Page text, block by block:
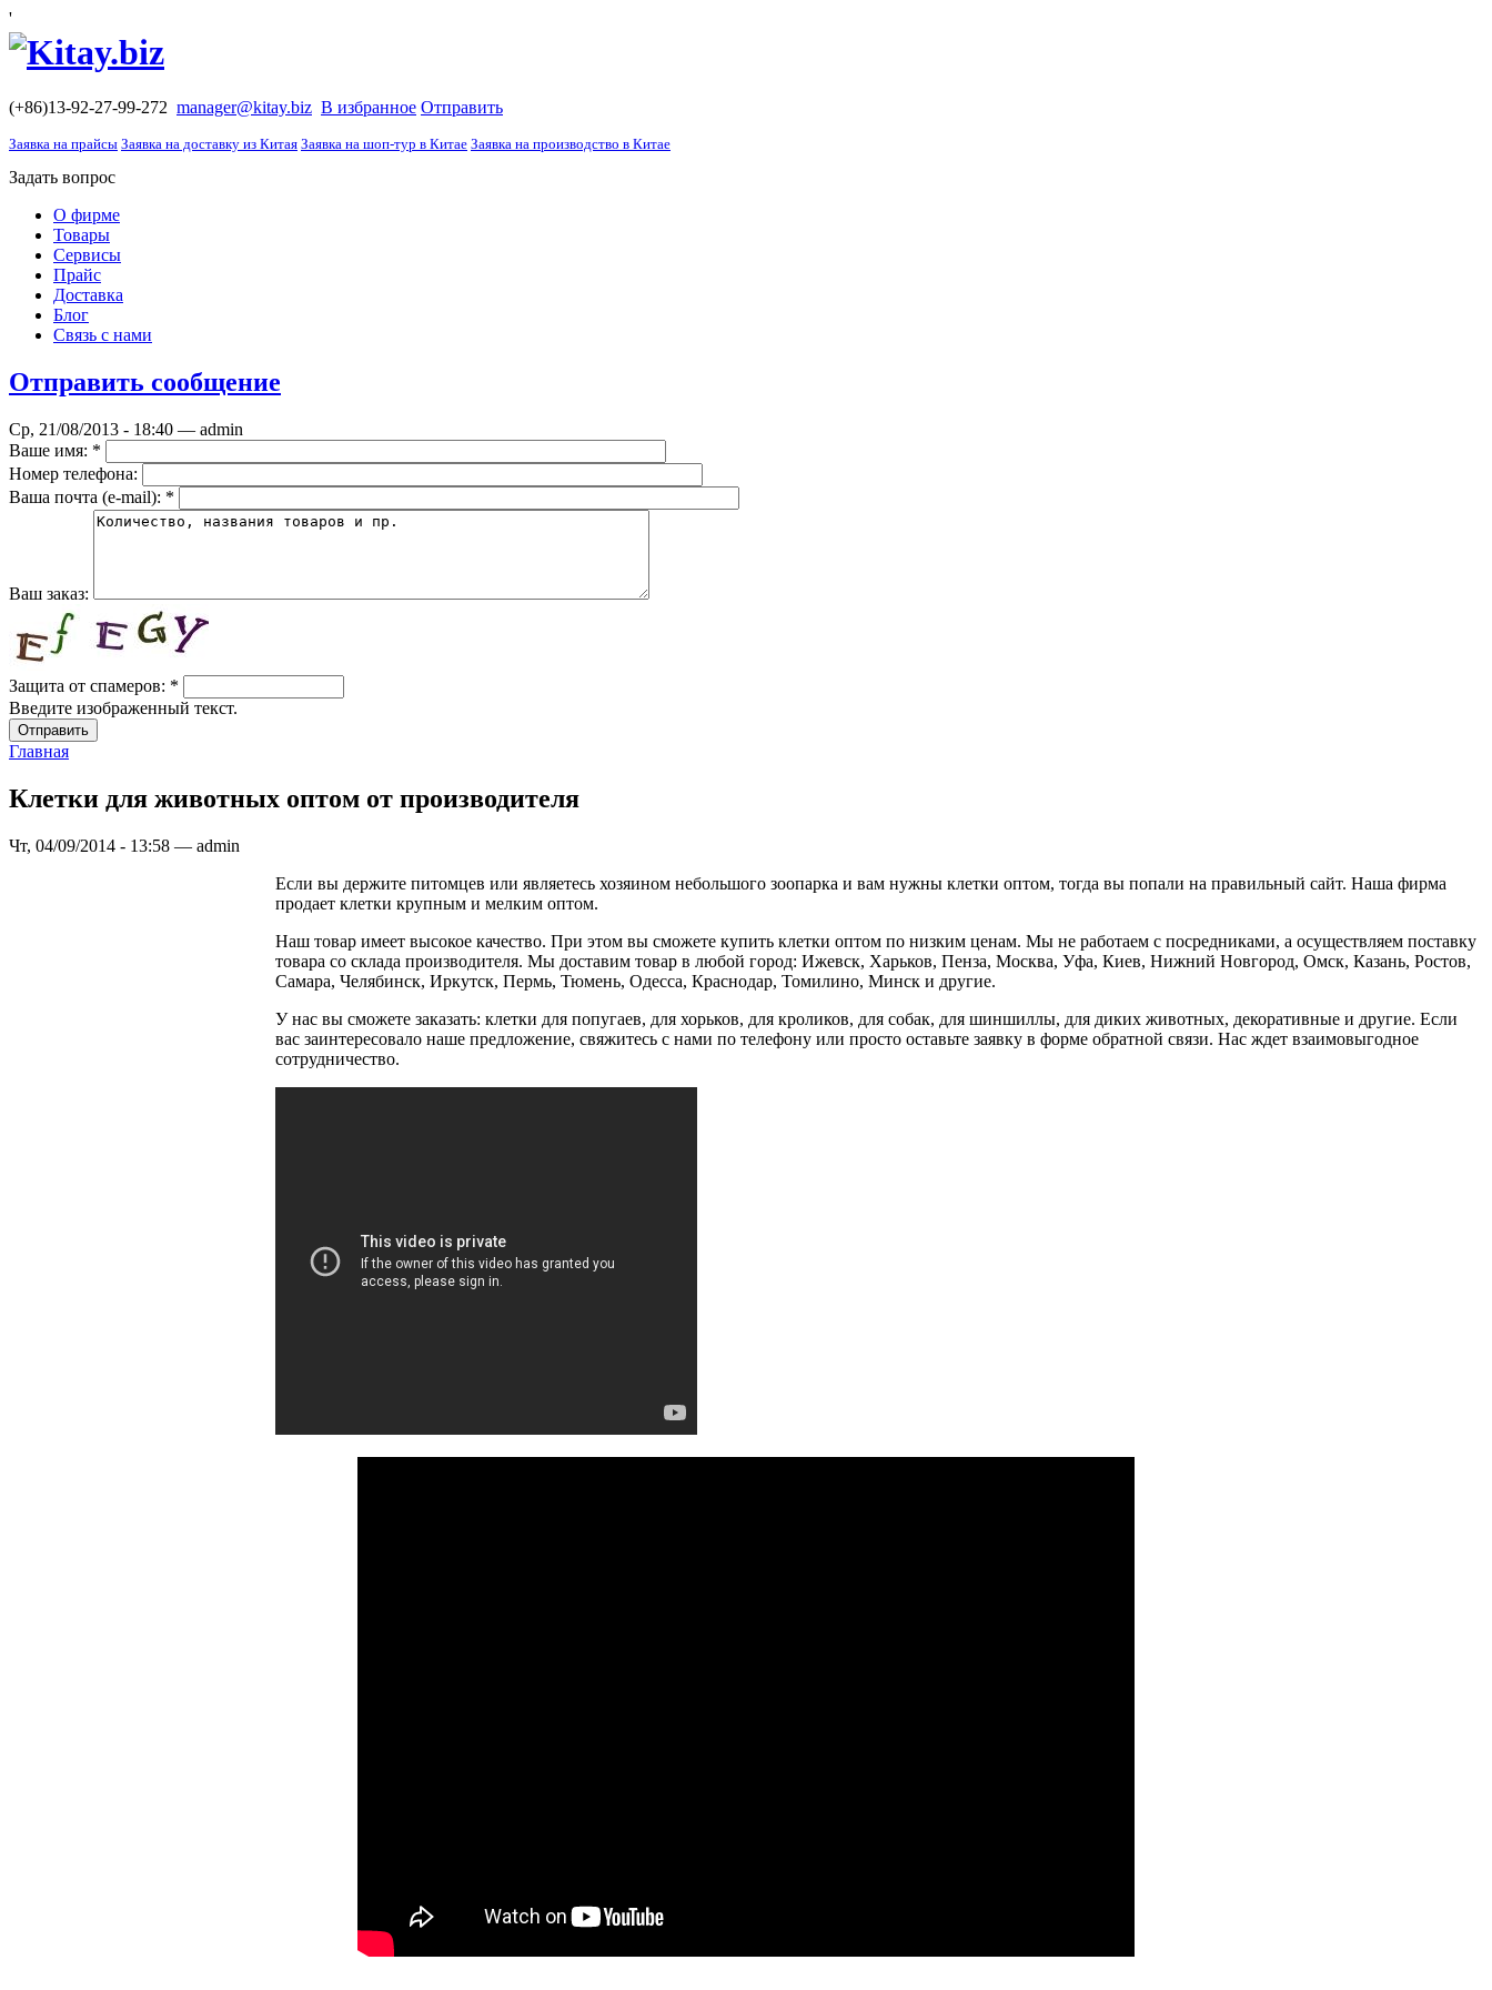
'
(+86)13-92-27-99-272 manager@kitay.biz В избранное Отправить
Заявка на прайсы Заявка на доставку из Китая Заявка на шоп-тур в Китае Заявка на производство в Китае
Задать вопрос
О фирме
Товары
Сервисы
Прайс
Доставка
Блог
Связь с нами
Отправить сообщение
Ср, 21/08/2013 - 18:40 — admin
Ваше имя: *
Номер телефона:
Ваша почта (е-mail): *
Ваш заказ:
Защита от спамеров: *
Введите изображенный текст.
Главная
Клетки для животных оптом от производителя
Чт, 04/09/2014 - 13:58 — admin
Если вы держите питомцев или являетесь хозяином небольшого зоопарка и вам нужны клетки оптом, тогда вы попали на правильный сайт. Наша фирма
продает клетки крупным и мелким оптом.
Наш товар имеет высокое качество. При этом вы сможете купить клетки оптом по низким ценам. Мы не работаем с посредниками, а осуществляем поставку
товара со склада производителя. Мы доставим товар в любой город: Ижевск, Харьков, Пенза, Москва, Уфа, Киев, Нижний Новгород, Омск, Казань, Ростов,
Самара, Челябинск, Иркутск, Пермь, Тюмень, Одесса, Краснодар, Томилино, Минск и другие.
У нас вы сможете заказать: клетки для попугаев, для хорьков, для кроликов, для собак, для шиншиллы, для диких животных, декоративные и другие. Если
вас заинтересовало наше предложение, свяжитесь с нами по телефону или просто оставьте заявку в форме обратной связи. Нас ждет взаимовыгодное
сотрудничество.